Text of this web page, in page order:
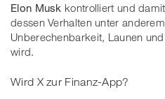
Elon Musk kontrolliert und
dessen Verhalten unter
Unberechenbarkeit, Launen
wird.
Wird X zur Finanz-App?